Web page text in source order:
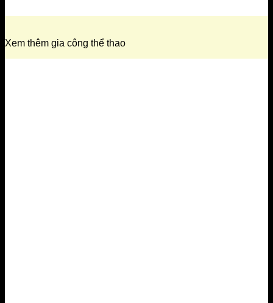
Xem thêm gia công thể thao